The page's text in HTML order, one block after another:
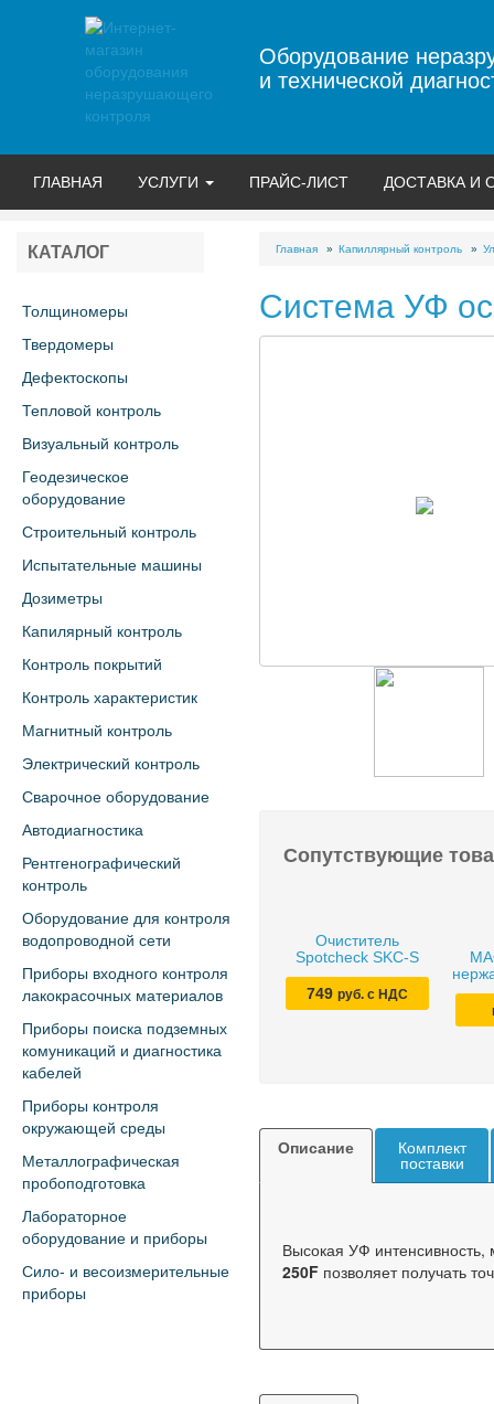
Оборудование
и технической
ГЛАВНАЯ УСЛУГИ ПРАЙС-ЛИСТ ДОСТАВКА И
КАТАЛОГ
Толщиномеры
Твердомеры
Дефектоскопы
Тепловой контроль
Визуальный контроль
Геодезическое
оборудование
Строительный контроль
Испытательные машины
Дозиметры
Капилярный контроль
Контроль покрытий
Контроль характеристик
Магнитный контроль
Электрический контроль
Сварочное оборудование
Автодиагностика
Рентгенографический
контроль
Оборудование для контроля
водопроводной сети
Приборы входного контроля
лакокрасочных материалов
Приборы поиска подземных
комуникаций и диагностика
кабелей
Приборы контроля
окружающей среды
Металлографическая
пробоподготовка
Лабораторное
оборудование и приборы
Сило- и весоизмерительные
приборы
Главная Капиллярный контроль
Система УФ
Сопутствующие
Очиститель
Spotcheck SKC-S
749 руб. с НДС
Описание
Комплект
поставки
Высокая УФ интенсивность,
250F позволяет получать